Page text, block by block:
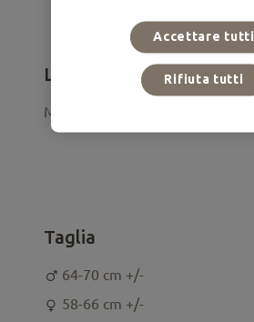
Livello di attività
Moderato
Taglia
64-70 cm +/-
58-66 cm +/-
Rifiuta tutti
Accettare tutti